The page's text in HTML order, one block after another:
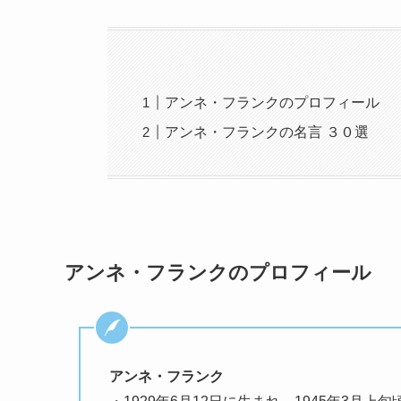
アンネ・フランクのプロフィール
アンネ・フランクの名言 ３０選
アンネ・フランクのプロフィール
アンネ・フランク